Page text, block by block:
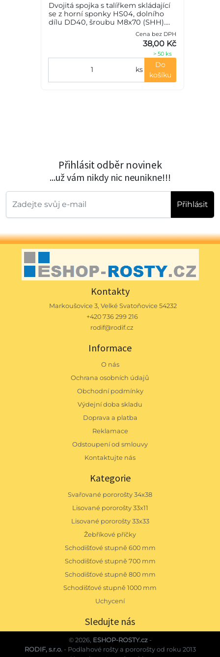
Dvojitá spojka s talířkem skládající
se z horní sponky HS04, dolního
dílu DD40, šroubu M8x70 (SHH).
Výrobním materiálem je ocel-Cena bez DPH
38,00 Kč
> 50 ks
ks
Do
košíku
Přihlásit odběr novinek
...už vám nikdy nic neunikne!!!
Přihlásit
Kontakty
Markoušovice 3, Velké Svatoňovice 54232
+420 736 299 216
rodif@rodif.cz
Informace
O nás
Ochrana osobních údajů
Obchodní podmínky
Výdejní doba skladu
Doprava a platba
Reklamace
Odstoupení od smlouvy
Kontaktujte nás
Kategorie
Svařované pororošty 34x38
Lisované pororošty 33x11
Lisované pororošty 33x33
Žebříkové příčky
Schodišťové stupně 600 mm
Schodišťové stupně 700 mm
Schodišťové stupně 800 mm
Schodišťové stupně 1000 mm
Uchycení
Sledujte nás
© 2026, ESHOP-ROSTY.cz-
RODIF, s.r.o.- Podlahové rošty a pororošty od roku 2013